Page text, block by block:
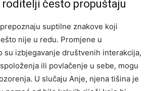
često propuštaju
suptilne znakove koji
nije u redu. Promjene u
su izbjegavanje društvenih interakcija,
ili povlačenje u sebe, mogu
U slučaju Anje, njena tišina je